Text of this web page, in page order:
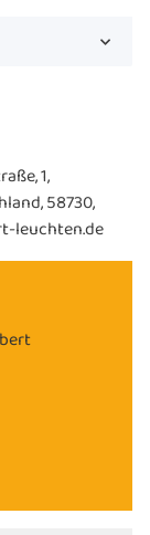
1,
58730,
leuchten.de